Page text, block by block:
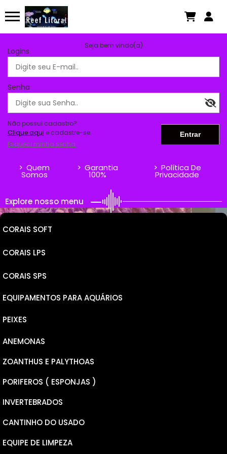
Seja bem vindo(a)
Logins
Senha
Não possui cadastro?
Clique aqui e cadastre-se.
Esqueci minha senha
> Quem
Somos
> Garantia
100%
> Política De
Privacidade
Explore nosso menu
CORAIS SOFT
LEATHERS
RICORDEA YUMA
RICORDEA BOUNCE
MUSHROOM
CORAIS LPS
ELEGANCE
PLATE
GONIOPORAS
PECTINEAS
GALAXEA
CORAIS SPS
MICROLADOS
NANA
MILLEPORA
SERIATOPORA
EQUIPAMENTOS PARA AQUÁRIOS
PEIXES
PSEUDOCHROMINS
CARDINAL
ANEMONAS
ZOANTHUS E PALYTHOAS
PORIFEROS ( ESPONJAS )
INVERTEBRADOS
CANTINHO DO USADO
EQUIPE DE LIMPEZA